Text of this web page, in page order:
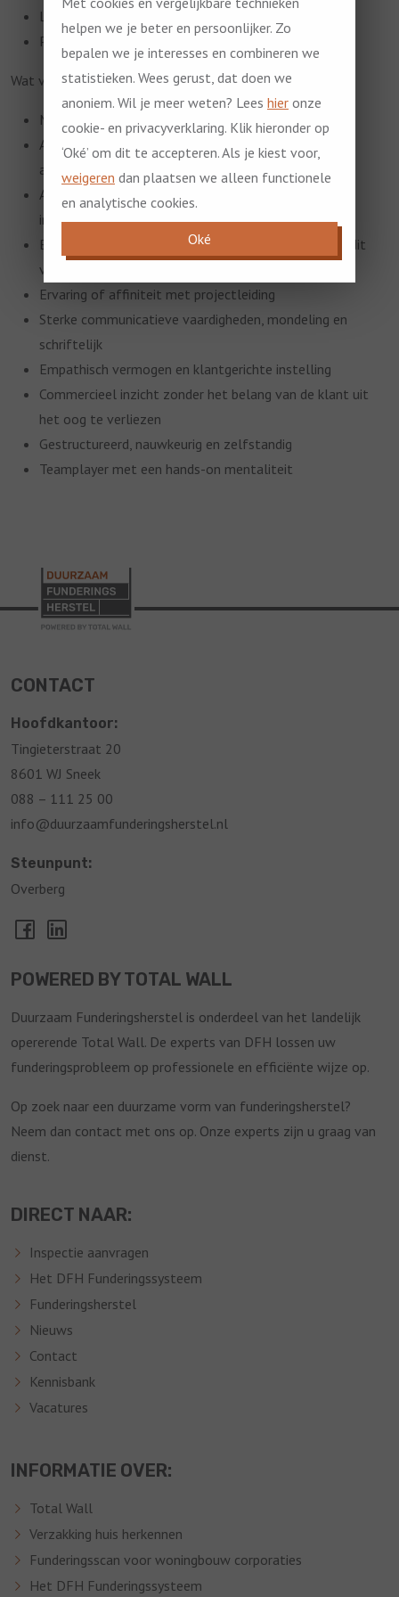
Leaseauto / reiskostenregeling
Pensioenregeling
Wat vragen wij van je
Minimaal MBO werk- en denkniveau
Afgeronde opleiding Bouwkunde of vergelijkbaar óf
aantoonbare relevante werkervaring
Affiniteit met de bouwsector, funderingsherstel en
inspectiewerk
Basiskennis van funderingen en verzakkingen (bereid dit
verder te ontwikkelen)
Ervaring of affiniteit met projectleiding
Sterke communicatieve vaardigheden, mondeling en
schriftelijk
Empathisch vermogen en klantgerichte instelling
Commercieel inzicht zonder het belang van de klant uit
het oog te verliezen
Gestructureerd, nauwkeurig en zelfstandig
Teamplayer met een hands-on mentaliteit
CONTACT
Hoofdkantoor:
Tingieterstraat 20
8601 WJ Sneek
088 – 111 25 00
info@duurzaamfunderingsherstel.nl
Steunpunt:
Overberg
POWERED BY TOTAL WALL
Duurzaam Funderingsherstel is onderdeel van het landelijk
opererende Total Wall. De experts van DFH lossen uw
funderingsprobleem op professionele en efficiënte wijze op.
Op zoek naar een duurzame vorm van funderingsherstel?
Neem dan contact met ons op. Onze experts zijn u graag van
dienst.
DIRECT NAAR:
Inspectie aanvragen
Het DFH Funderingssysteem
Funderingsherstel
Nieuws
Contact
Kennisbank
Vacatures
INFORMATIE OVER:
Total Wall
Verzakking huis herkennen
Funderingsscan voor woningbouw corporaties
Het DFH Funderingssysteem
helpen we je beter en persoonlijker. Zo
bepalen we je interesses en combineren we
statistieken. Wees gerust, dat doen we
anoniem. Wil je meer weten? Lees hier onze
cookie- en privacyverklaring. Klik hieronder op
‘Oké’ om dit te accepteren. Als je kiest voor,
weigeren dan plaatsen we alleen functionele
en analytische cookies.
Oké